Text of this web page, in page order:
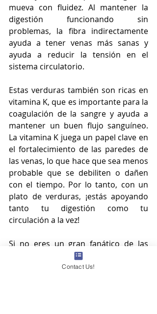
mueva con fluidez. Al mantener la
digestión funcionando sin
problemas, la fibra indirectamente
ayuda a tener venas más sanas y
ayuda a reducir la tensión en el
sistema circulatorio.
Estas verduras también son ricas en
vitamina K, que es importante para la
coagulación de la sangre y ayuda a
mantener un buen flujo sanguíneo.
La vitamina K juega un papel clave en
el fortalecimiento de las paredes de
las venas, lo que hace que sea menos
probable que se debiliten o dañen
con el tiempo. Por lo tanto, con un
plato de verduras, ¡estás apoyando
tanto tu digestión como tu
circulación a la vez!
Si no eres un gran fanático de las
verduras de hoja verde, comienza
agregándolas gradualmente a las
Contact Us!